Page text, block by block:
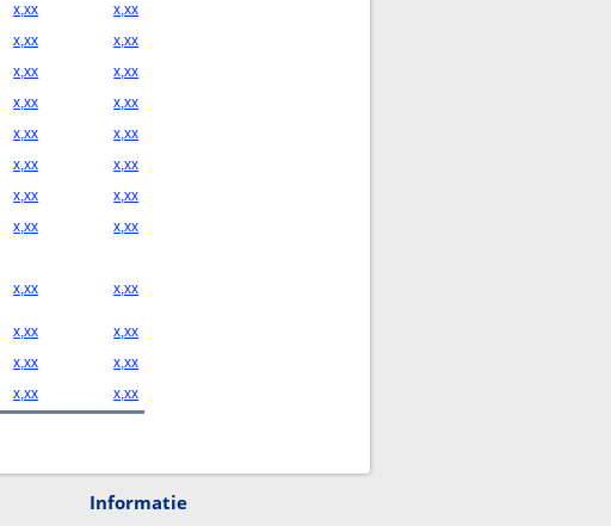
x,xx
x,xx
x,xx
x,xx
x,xx
x,xx
x,xx
x,xx
x,xx
x,xx
x,xx
x,xx
x,xx
x,xx
x,xx x,xx
x,xx x,xx
x,xx
x,xx
x,xx
x,xx
x,xx x,xx
Informatie